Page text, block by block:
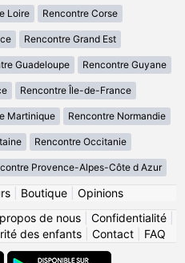
Loire Rencontre Corse
Rencontre Grand Est
Guadeloupe Rencontre Guyane
Rencontre Île-de-France
Martinique Rencontre Normandie
Rencontre Occitanie
Provence-Alpes-Côte d Azur
| Boutique| Opinions
de nous Confidentialité
des enfants| Contact| FAQ